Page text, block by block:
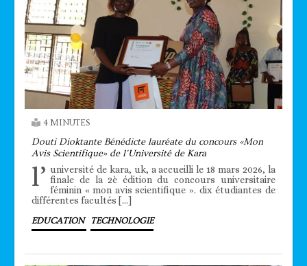
4 MINUTES
Douti Dioktante Bénédicte lauréate du concours «Mon
Avis Scientifique» de l’Université de Kara
l’ université de kara, uk, a accueilli le 18 mars 2026, la
finale de la 2è édition du concours universitaire
féminin « mon avis scientifique ». dix étudiantes de
différentes facultés […]
EDUCATION TECHNOLOGIE